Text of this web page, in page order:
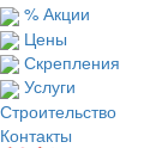
% Акции
Цены
Скрепления
Услуги
Строительство
Контакты